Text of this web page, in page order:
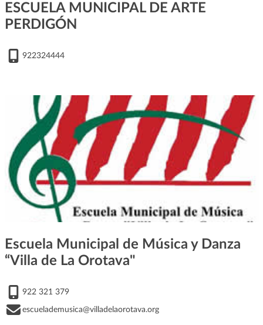
ESCUELA MUNICIPAL DE ARTE
PERDIGÓN
922324444
Escuela Municipal de Música y Danza
“Villa de La Orotava"
922 321 379
escuelademusica@villadelaorotava.org